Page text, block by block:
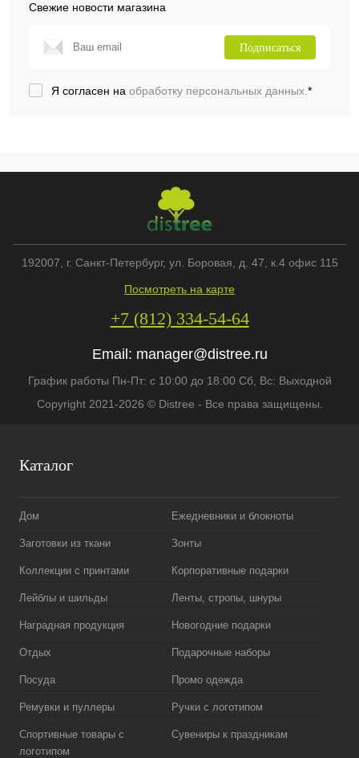
Свежие новости магазина
Подписаться
Я согласен на обработку персональных данных.*
Каталог
Дом Ежедневники и блокноты
Заготовки из ткани Зонты
Коллекции с принтами Корпоративные подарки
Лейблы и шильды Ленты, стропы, шнуры
Наградная продукция Новогодние подарки
Отдых Подарочные наборы
Посуда Промо одежда
Ремувки и пуллеры Ручки с логотипом
Спортивные товары с
логотипом
Сувениры к праздникам
192007 , г. Санкт-Петербург, ул. Боровая, д. 47, к.4 офис 115
Посмотреть на карте
+7 (812) 334-54-64
Email: manager@distree.ru
График работы Пн-Пт: с 10:00 до 18:00 Сб, Вс: Выходной
Copyright 2021-2026 © Distree - Все права защищены.